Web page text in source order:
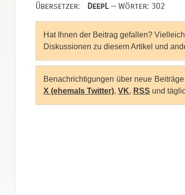
Übersetzer: DeepL— Wörter: 302
Hat Ihnen der Beitrag gefallen?
Diskussionen zu diesem Artikel und
Benachrichtigungen über neue
X (ehemals Twitter), VK, RSS und